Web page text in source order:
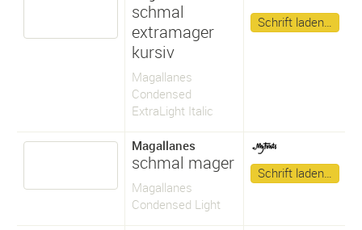
schmal
extramager
kursiv
Magallanes
Condensed
ExtraLight Italic
Schrift laden…
Magallanes
schmal mager
Magallanes
Condensed Light
Schrift laden…